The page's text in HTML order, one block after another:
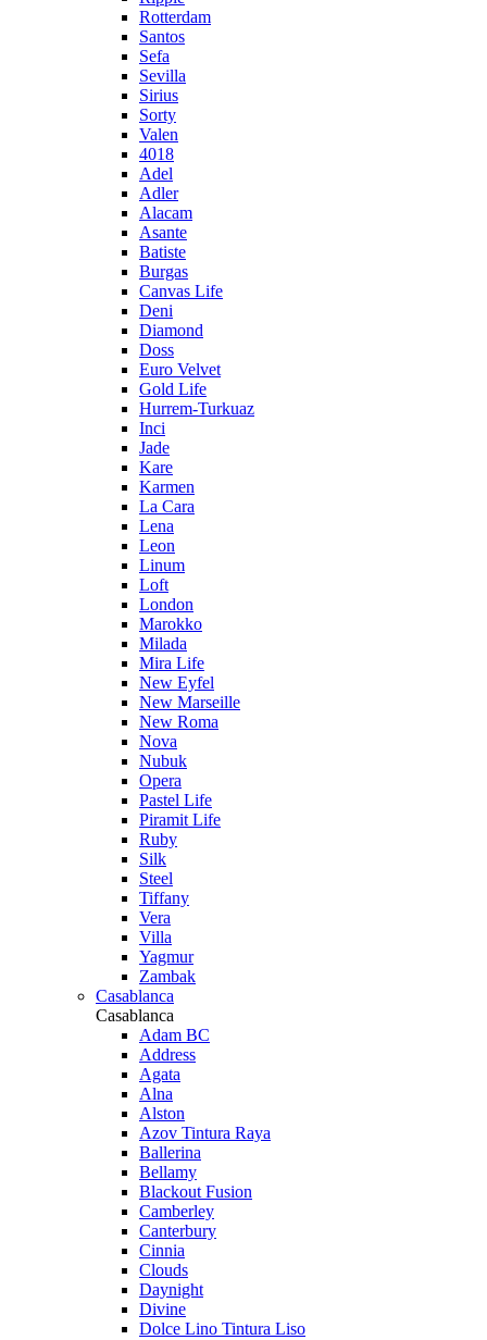
Rotterdam
Santos
Sefa
Sevilla
Sirius
Sorty
Valen
4018
Adel
Adler
Alacam
Asante
Batiste
Burgas
Canvas Life
Deni
Diamond
Doss
Euro Velvet
Gold Life
Hurrem-Turkuaz
Inci
Jade
Kare
Karmen
La Cara
Lena
Leon
Linum
Loft
London
Marokko
Milada
Mira Life
New Eyfel
New Marseille
New Roma
Nova
Nubuk
Opera
Pastel Life
Piramit Life
Ruby
Silk
Steel
Tiffany
Vera
Villa
Yagmur
Zambak
Casablanca
Casablanca
Adam BC
Address
Agata
Alna
Alston
Azov Tintura Raya
Ballerina
Bellamy
Blackout Fusion
Camberley
Canterbury
Cinnia
Clouds
Daynight
Divine
Dolce Lino Tintura Liso